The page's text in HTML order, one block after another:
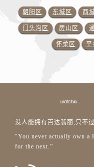
朝阳区 东城区 西
门头沟区 房山区
怀柔区 平
没人能拥有百达翡丽,只不
"You never actually own a
for the next.”